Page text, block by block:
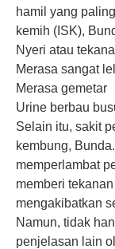
hamil yang
kemih (ISK),
Nyeri atau
Merasa sangat
Merasa gemetar
Urine berbau
Selain itu, sakit
kembung,
memperlambat
memberi
mengakibatkan
Namun, tidak
penjelasan lain